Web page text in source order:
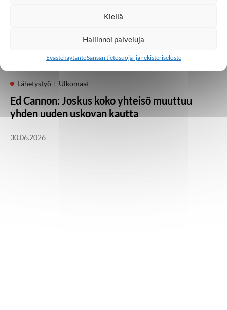
Kiellä
Hallinnoi palveluja
EvästekäytäntöSansan tietosuoja- ja rekisteriseloste
Kambodža
Lähetystyö Ulkomaat
Ed Cannon: Joskus koko yhteisö muuttuu
yhden uuden uskovan kautta
30.06.2026